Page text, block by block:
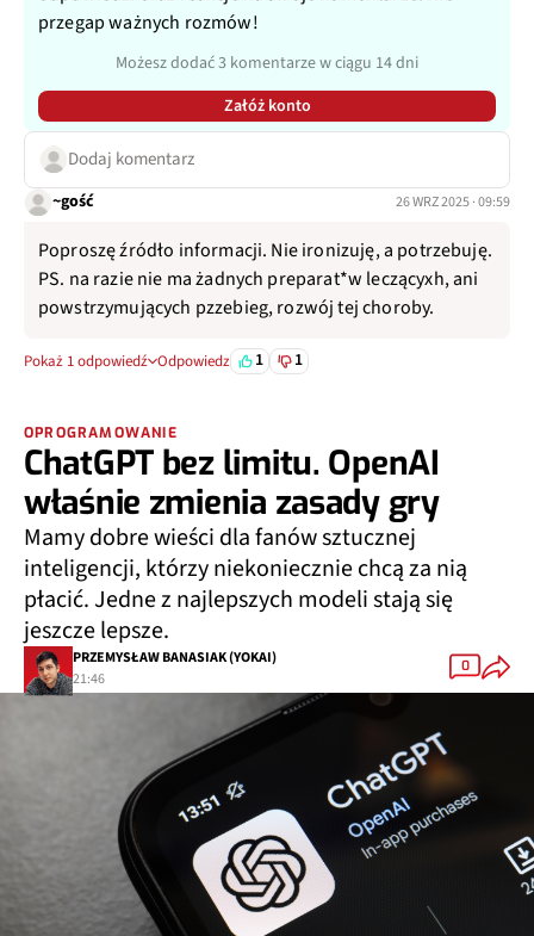
przegap ważnych rozmów!
Możesz dodać 3 komentarze w ciągu 14 dni
Załóż konto
Dodaj komentarz
~gość 26 WRZ 2025 · 09:59
Poproszę źródło informacji. Nie ironizuję, a potrzebuję.
PS. na razie nie ma żadnych preparat*w leczącyxh, ani
powstrzymujących pzzebieg, rozwój tej choroby.
Pokaż 1 odpowiedź Odpowiedz 1 1
OPROGRAMOWANIE
ChatGPT bez limitu. OpenAI
właśnie zmienia zasady gry
Mamy dobre wieści dla fanów sztucznej
inteligencji, którzy niekoniecznie chcą za nią
płacić. Jedne z najlepszych modeli stają się
jeszcze lepsze.
PRZEMYSŁAW BANASIAK (YOKAI)
21:46
0